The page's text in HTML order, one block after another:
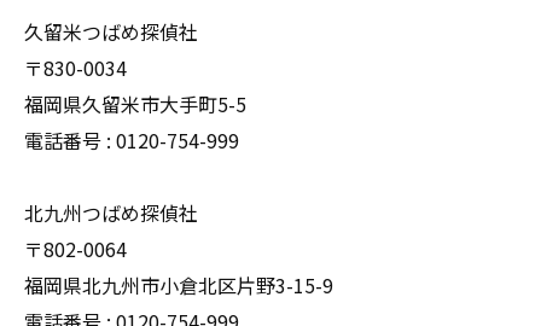
久留米つばめ探偵社
〒830-0034
福岡県久留米市大手町5-5
電話番号 : 0120-754-999
北九州つばめ探偵社
〒802-0064
福岡県北九州市小倉北区片野3-15-9